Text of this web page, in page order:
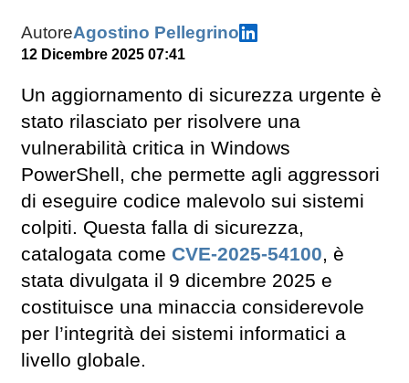
AutoreAgostino Pellegrino
12 Dicembre 2025 07:41
Un aggiornamento di sicurezza urgente è
stato rilasciato per risolvere una
vulnerabilità critica in Windows
PowerShell, che permette agli aggressori
di eseguire codice malevolo sui sistemi
colpiti. Questa falla di sicurezza,
catalogata come CVE-2025-54100, è
stata divulgata il 9 dicembre 2025 e
costituisce una minaccia considerevole
per l’integrità dei sistemi informatici a
livello globale.